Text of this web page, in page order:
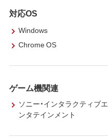
対応OS
Windows
Chrome OS
ゲーム機関連
ソニー・インタラクティブエ
ンタテインメント